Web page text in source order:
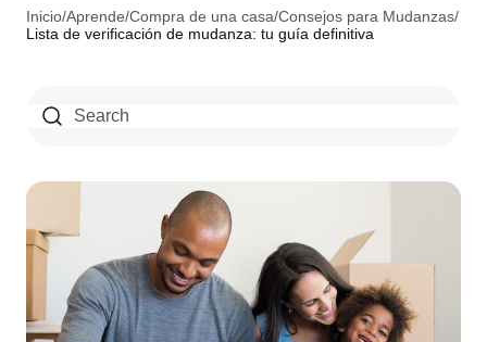
Inicio/Aprende/Compra de una casa/Consejos para Mudanzas/
Lista de verificación de mudanza: tu guía definitiva